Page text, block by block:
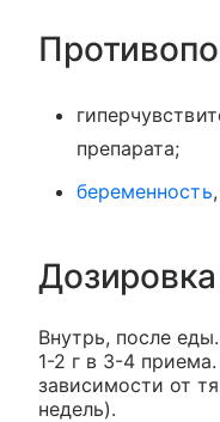
препарата;
беременность
Дозировка
Внутрь, после еды.
1-2 г в 3-4
зависимости от
недель).